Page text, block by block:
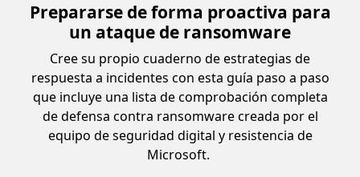
Prepararse de forma proactiva para
un ataque de ransomware
Cree su propio cuaderno de estrategias de
respuesta a incidentes con esta guía paso a paso
que incluye una lista de comprobación completa
de defensa contra ransomware creada por el
equipo de seguridad digital y resistencia de
Microsoft.